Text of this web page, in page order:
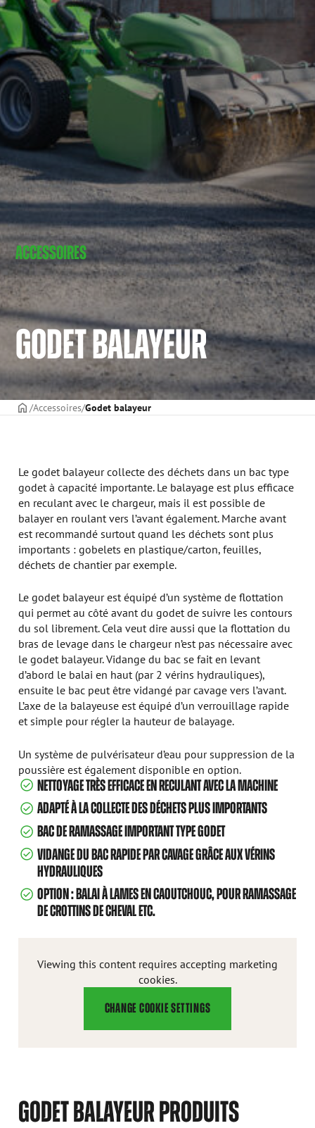
ACCESSOIRES
GODET BALAYEUR
PAGE DE COUVERTURE
Accessoires Godet balayeur
Le godet balayeur collecte des déchets dans un bac type
godet à capacité importante. Le balayage est plus efficace
en reculant avec le chargeur, mais il est possible de
balayer en roulant vers l’avant également. Marche avant
est recommandé surtout quand les déchets sont plus
importants : gobelets en plastique/carton, feuilles,
déchets de chantier par exemple.
Le godet balayeur est équipé d’un système de flottation
qui permet au côté avant du godet de suivre les contours
du sol librement. Cela veut dire aussi que la flottation du
bras de levage dans le chargeur n’est pas nécessaire avec
le godet balayeur. Vidange du bac se fait en levant
d’abord le balai en haut (par 2 vérins hydrauliques),
ensuite le bac peut être vidangé par cavage vers l’avant.
L’axe de la balayeuse est équipé d’un verrouillage rapide
et simple pour régler la hauteur de balayage.
Un système de pulvérisateur d’eau pour suppression de la
poussière est également disponible en option.
NETTOYAGE TRÈS EFFICACE EN RECULANT AVEC LA MACHINE
ADAPTÉ À LA COLLECTE DES DÉCHETS PLUS IMPORTANTS
BAC DE RAMASSAGE IMPORTANT TYPE GODET
VIDANGE DU BAC RAPIDE PAR CAVAGE GRÂCE AUX VÉRINS
HYDRAULIQUES
OPTION : BALAI À LAMES EN CAOUTCHOUC, POUR RAMASSAGE
DE CROTTINS DE CHEVAL ETC.
Viewing this content requires accepting marketing
cookies.
CHANGE COOKIE SETTINGS
GODET BALAYEUR PRODUITS